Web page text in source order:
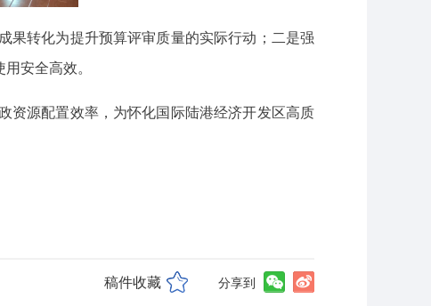
果转化为提升预算评审质量的实际行动；二是强
安全高效。
资源配置效率，为怀化国际陆港经济开发区高质
稿件收藏 分享到